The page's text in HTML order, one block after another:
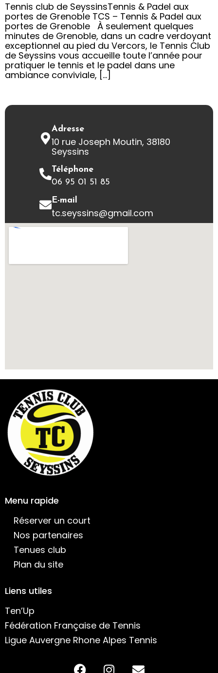
Tennis club de SeyssinsTennis & Padel aux
portes de Grenoble TCS – Tennis & Padel aux
portes de Grenoble À seulement quelques
minutes de Grenoble, dans un cadre verdoyant
exceptionnel au pied du Vercors, le Tennis Club
de Seyssins vous accueille toute l’année pour
pratiquer le tennis et le padel dans une
ambiance conviviale, […]
Adresse
10 rue Joseph Moutin, 38180
Seyssins
Téléphone
06 95 01 51 85
E-mail
tc.seyssins@gmail.com
Menu rapide
Réserver un court
Nos partenaires
Tenues club
Plan du site
Liens utiles
Ten’Up
Fédération Française de Tennis
Ligue Auvergne Rhone Alpes Tennis